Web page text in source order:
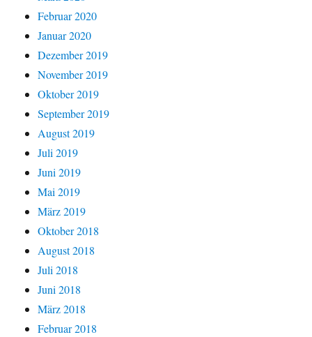
Februar 2020
Januar 2020
Dezember 2019
November 2019
Oktober 2019
September 2019
August 2019
Juli 2019
Juni 2019
Mai 2019
März 2019
Oktober 2018
August 2018
Juli 2018
Juni 2018
März 2018
Februar 2018